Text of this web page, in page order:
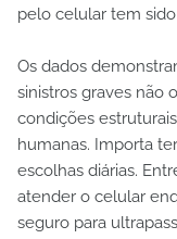
pelo celular tem
Os dados
sinistros graves não
condições
humanas. Importa
escolhas diárias.
atender o celular
seguro para